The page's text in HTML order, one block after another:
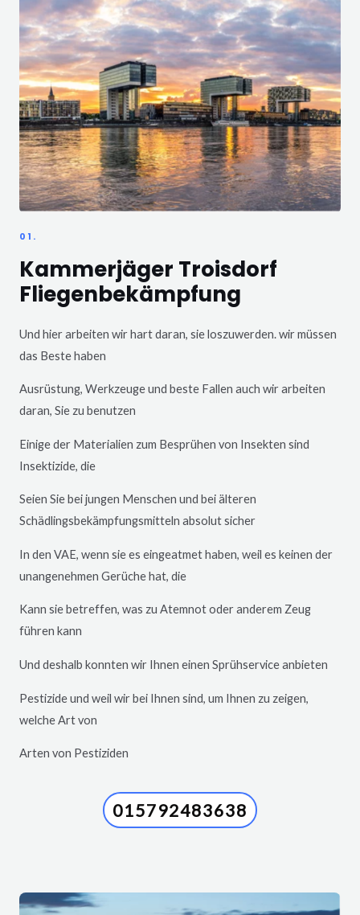
01.
Kammerjäger Troisdorf
Fliegenbekämpfung
Und hier arbeiten wir hart daran, sie loszuwerden. wir müssen
das Beste haben
Ausrüstung, Werkzeuge und beste Fallen auch wir arbeiten
daran, Sie zu benutzen
Einige der Materialien zum Besprühen von Insekten sind
Insektizide, die
Seien Sie bei jungen Menschen und bei älteren
Schädlingsbekämpfungsmitteln absolut sicher
In den VAE, wenn sie es eingeatmet haben, weil es keinen der
unangenehmen Gerüche hat, die
Kann sie betreffen, was zu Atemnot oder anderem Zeug
führen kann
Und deshalb konnten wir Ihnen einen Sprühservice anbieten
Pestizide und weil wir bei Ihnen sind, um Ihnen zu zeigen,
welche Art von
Arten von Pestiziden
015792483638